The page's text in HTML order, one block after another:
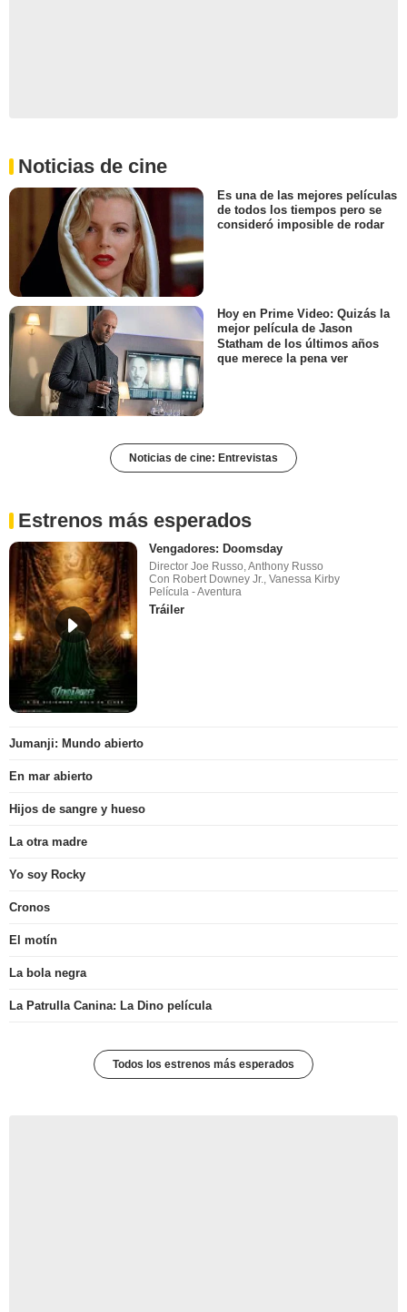
Valladolid
Valencia
Vizcaya
Zamora
Zaragoza
Noticias de cine
Es una de las mejores películas
de todos los tiempos pero se
consideró imposible de rodar
Hoy en Prime Video: Quizás la
mejor película de Jason
Statham de los últimos años
que merece la pena ver
Noticias de cine: Entrevistas
Estrenos más esperados
Vengadores: Doomsday
Director Joe Russo, Anthony Russo
Con Robert Downey Jr., Vanessa Kirby
Película - Aventura
Tráiler
Jumanji: Mundo abierto
En mar abierto
Hijos de sangre y hueso
La otra madre
Yo soy Rocky
Cronos
El motín
La bola negra
La Patrulla Canina: La Dino película
Todos los estrenos más esperados